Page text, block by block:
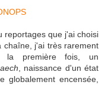
reportages que j'ai choisi
chaîne, j'ai très rarement
la première fois, un
, naissance d'un état
encensée,